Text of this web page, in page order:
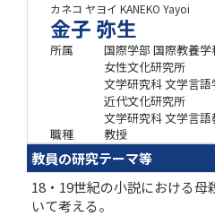
カネコ ヤヨイ KANEKO Yayoi
金子 弥生
所属
国際学部 国際教養学
女性文化研究所
文学研究科 文学言
近代文化研究所
文学研究科 文学言
職種
教授
教員の研究テーマ等
18・19世紀の小説における母
いて考える。